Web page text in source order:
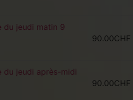
du jeudi matin 9
90.00CHF
du jeudi après-midi
90.00CHF